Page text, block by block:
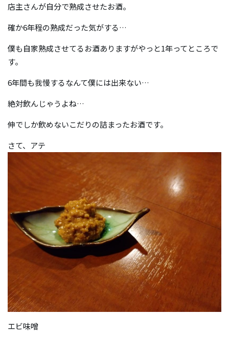
店主さんが自分で熟成させたお酒。
確か6年程の熟成だった気がする…
僕も自家熟成させてるお酒ありますがやっと1年ってところで
す。
6年間も我慢するなんて僕には出来ない…
絶対飲んじゃうよね…
伸でしか飲めないこだりの詰まったお酒です。
さて、アテ
エビ味噌